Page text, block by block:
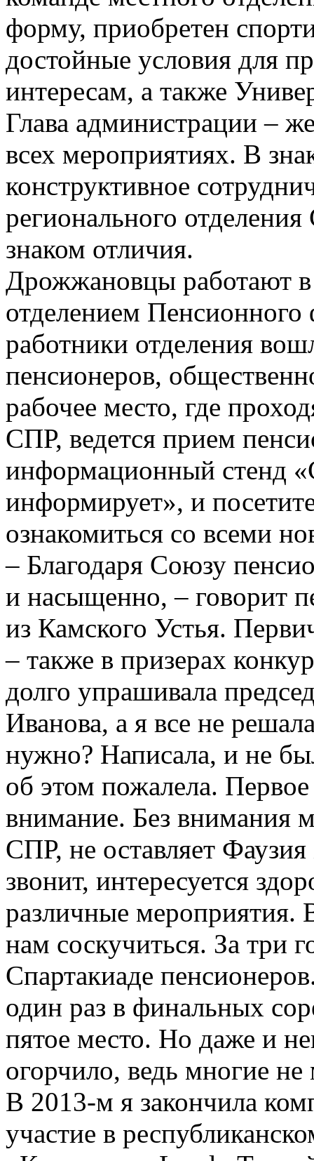
форму, приобретен
достойные условия для
интересам, а также
Глава администрации –
всех мероприятиях. В
конструктивное
регионального
знаком отличия.
Дрожжановцы работают
отделением
работники отделения
пенсионеров,
рабочее место, где
СПР, ведется прием
информационный стенд
информирует», и
ознакомиться со всеми
– Благодаря Союзу
и насыщенно, – говорит
из Камского Устья.
– также в призерах
долго упрашивала
Иванова, а я все не
нужно? Написала, и не
об этом пожалела.
внимание. Без внимания
СПР, не оставляет
звонит, интересуется
различные
нам соскучиться. За три
Спартакиаде
один раз в финальных
пятое место. Но даже и
огорчило, ведь многие
В 2013-м я закончила
участие в